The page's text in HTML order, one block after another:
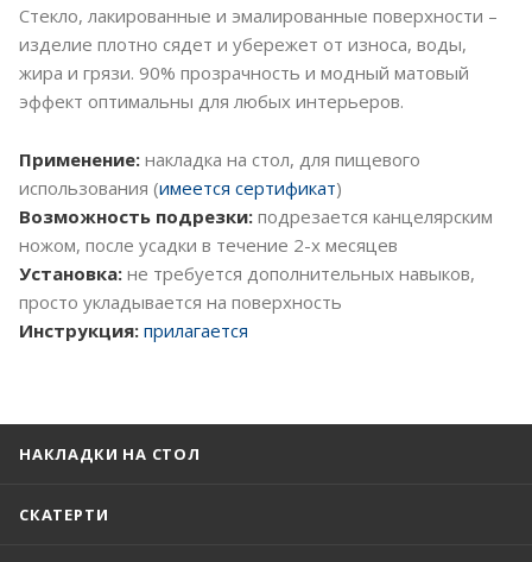
Стекло, лакированные и эмалированные поверхности –
изделие плотно сядет и убережет от износа, воды,
жира и грязи. 90% прозрачность и модный матовый
эффект оптимальны для любых интерьеров.
Применение: накладка на стол, для пищевого
использования (имеется сертификат)
Возможность подрезки: подрезается канцелярским
ножом, после усадки в течение 2-х месяцев
Установка: не требуется дополнительных навыков,
просто укладывается на поверхность
Инструкция: прилагается
НАКЛАДКИ НА СТОЛ
СКАТЕРТИ